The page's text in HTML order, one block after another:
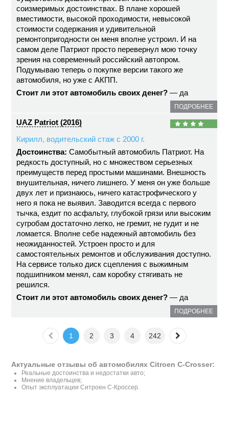
соизмеримых достоинствах. В плане хорошей
вместимости, высокой проходимости, невысокой
стоимости содержания и удивительной
ремонтопригодности он меня вполне устроил. И на
самом деле Патриот просто перевернул мою точку
зрения на современный российский автопром.
Подумываю теперь о покупке версии такого же
автомобиля, но уже с АКПП.
Стоит ли этот автомобиль своих денег? — да
ПОДРОБНЕЕ
UAZ Patriot (2016)
Кирилл, водительский стаж с 2000 г.
Достоинства: Самобытный автомобиль Патриот. На
редкость доступный, но с множеством серьезных
преимуществ перед простыми машинами. Внешность
внушительная, ничего лишнего. У меня он уже больше
двух лет и признаюсь, ничего катастрофического у
него я пока не выявил. Заводится всегда с первого
тычка, ездит по асфальту, глубокой грязи или высоким
сугробам достаточно легко, не гремит, не гудит и не
ломается. Вполне себе надежный автомобиль без
неожиданностей. Устроен просто и для
самостоятельных ремонтов и обслуживания доступно.
На сервисе только диск сцепления с выжимным
подшипником менял, сам коробку стягивать не
решился.
Стоит ли этот автомобиль своих денег? — да
ПОДРОБНЕЕ
1 2 3 4 242
Актуальные отзывы об автомобилях Citroen C-Crosser:
Реальные достоинства и недостатки авто;
Мнение владельцев;
Опыт эксплуатации Ситроен С-Кроссер.